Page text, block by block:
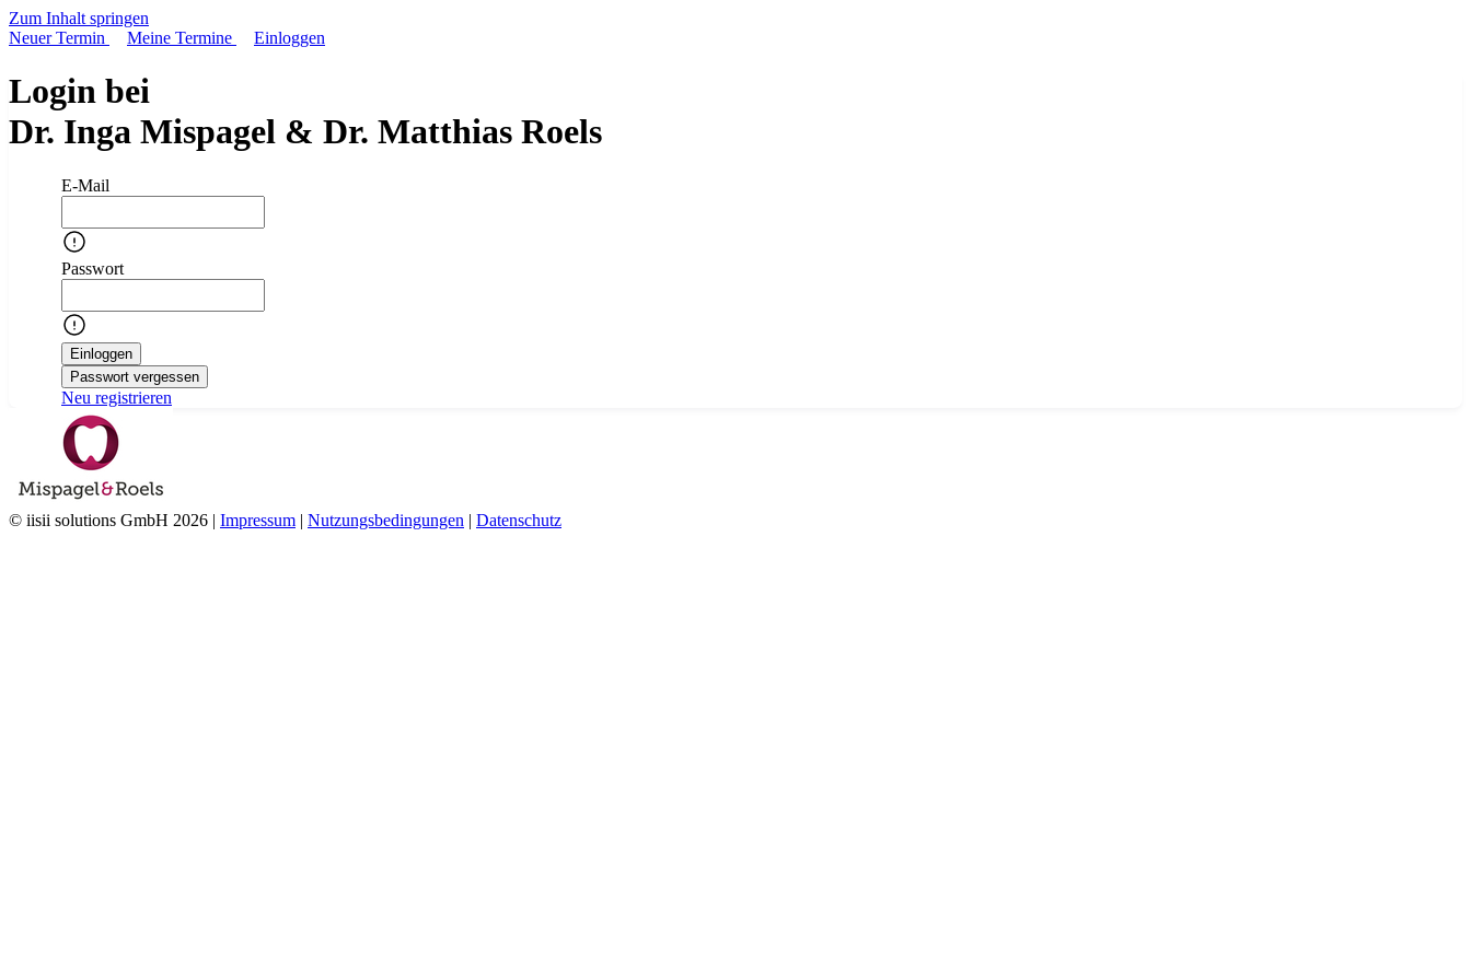
Zum Inhalt springen
Neuer Termin
Meine Termine Einloggen
Login bei
Dr. Inga Mispagel & Dr. Matthias Roels
E-Mail
Passwort
Einloggen
Passwort vergessen
Neu registrieren
© iisii solutions GmbH 2026 | Impressum | Nutzungsbedingungen | Datenschutz